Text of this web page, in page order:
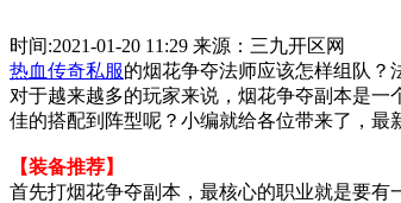
时间:2021-01-20 11:29 来源：三九开区网
热血传奇私服的烟花争夺法师应该怎样组队？
对于越来越多的玩家来说，烟花争夺副本是
佳的搭配到阵型呢？小编就给各位带来了，最
【装备推荐】
首先打烟花争夺副本，最核心的职业就是要